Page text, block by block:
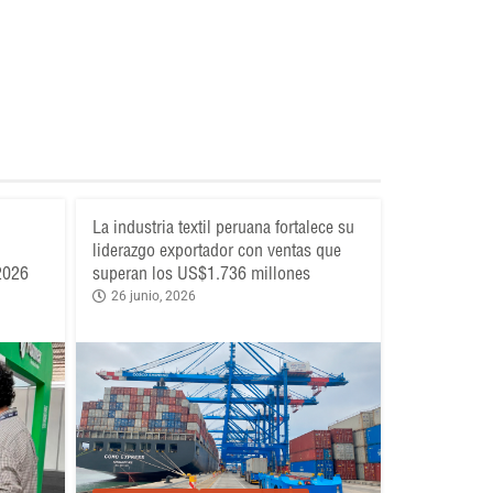
La industria textil peruana fortalece su
liderazgo exportador con ventas que
superan los US$1.736 millones
26 junio, 2026